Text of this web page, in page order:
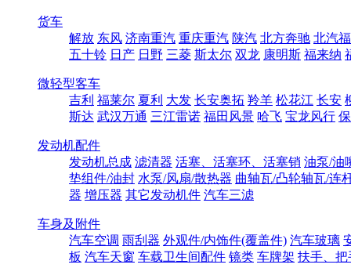
货车
解放 东风 济南重汽 重庆重汽 陕汽 北方奔驰 北汽
五十铃 日产 日野 三菱 斯太尔 双龙 康明斯 福来纳
微轻型客车
吉利 福莱尔 夏利 大发 长安奥拓 羚羊 松花江 长安
斯达 武汉万通 三江雷诺 福田风景 哈飞 宝龙风行
发动机配件
发动机总成 滤清器 活塞、活塞环、活塞销 油泵/油
垫组件/油封 水泵/风扇/散热器 曲轴瓦/凸轮轴瓦/连
器 增压器 其它发动机件 汽车三滤
车身及附件
汽车空调 雨刮器 外观件/内饰件(覆盖件) 汽车玻璃
板 汽车天窗 车载卫生间配件 镜类 车牌架 扶手、把